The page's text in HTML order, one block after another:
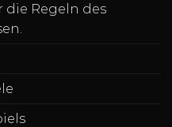
die Regeln des